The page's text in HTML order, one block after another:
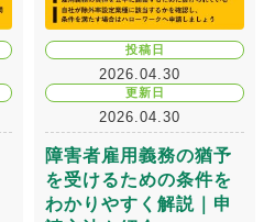
投稿日
2026.04.30
更新日
2026.04.30
障害者雇用義務の猶予
を受けるための条件を
わかりやすく解説｜申